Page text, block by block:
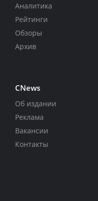
Аналитика
Рейтинги
Обзоры
Архив
CNews
Об издании
Реклама
Вакансии
Контакты